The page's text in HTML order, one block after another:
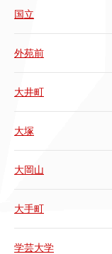
国立
外苑前
大井町
大塚
大岡山
大手町
学芸大学